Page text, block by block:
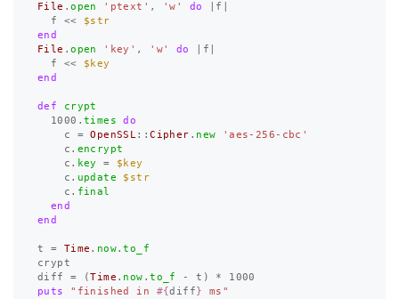
File .open 'ptext' , 'w' do f
f
<<
$str
end
File .open 'key' , 'w' do f
f
<<
$key
end
def
crypt
1000 . times
do
c
= OpenSSL::Cipher . new
'aes-256-cbc'
c . encrypt
c . key =
$key
c . update
$str
c . final
end
end
t = Time . now.to_f
crypt
diff
= (Time . now .to_f - t ) *
1000
puts
"finished in #{diff } ms"